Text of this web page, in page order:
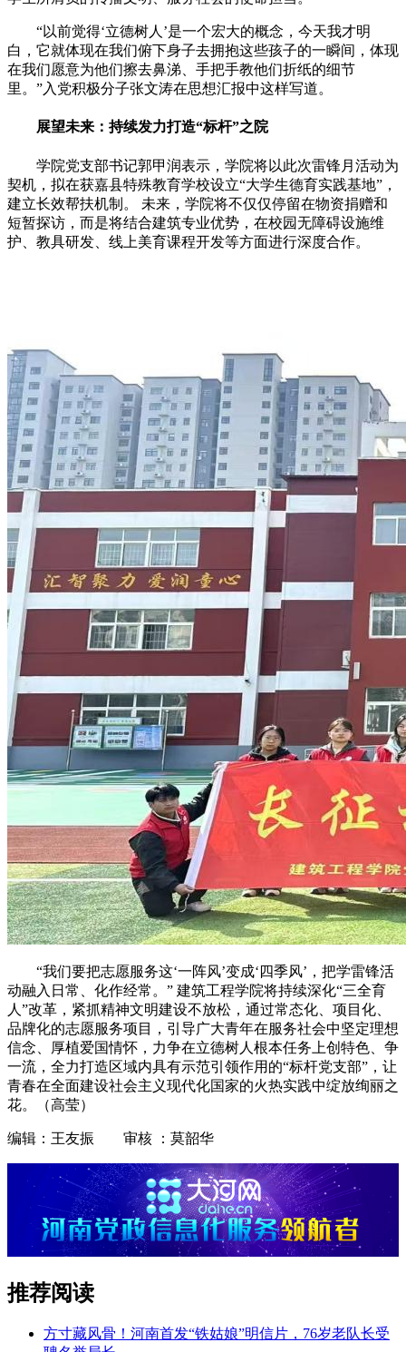
“以前觉得‘立德树人’是一个宏大的概念，今天我才明
白，它就体现在我们俯下身子去拥抱这些孩子的一瞬间，体现
在我们愿意为他们擦去鼻涕、手把手教他们折纸的细节
里。”入党积极分子张文涛在思想汇报中这样写道。
展望未来：持续发力打造“标杆”之院
学院党支部书记郭甲润表示，学院将以此次雷锋月活动为
契机，拟在获嘉县特殊教育学校设立“大学生德育实践基地”，
建立长效帮扶机制。 未来，学院将不仅仅停留在物资捐赠和
短暂探访，而是将结合建筑专业优势，在校园无障碍设施维
护、教具研发、线上美育课程开发等方面进行深度合作。
“我们要把志愿服务这‘一阵风’变成‘四季风’，把学雷锋活
动融入日常、化作经常。” 建筑工程学院将持续深化“三全育
人”改革，紧抓精神文明建设不放松，通过常态化、项目化、
品牌化的志愿服务项目，引导广大青年在服务社会中坚定理想
信念、厚植爱国情怀，力争在立德树人根本任务上创特色、争
一流，全力打造区域内具有示范引领作用的“标杆党支部”，让
青春在全面建设社会主义现代化国家的火热实践中绽放绚丽之
花。（高莹）
编辑：王友振 审核 ：莫韶华
推荐阅读
方寸藏风骨！河南首发“铁姑娘”明信片，76岁老队长受